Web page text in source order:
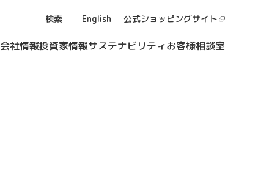
検索 English 公式ショッピングサイト
会社情報投資家情報サステナビリティお客様相談室